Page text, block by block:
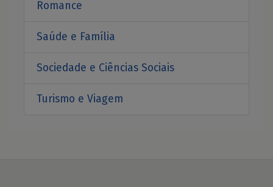
Romance
Saúde e Família
Sociedade e Ciências Sociais
Turismo e Viagem